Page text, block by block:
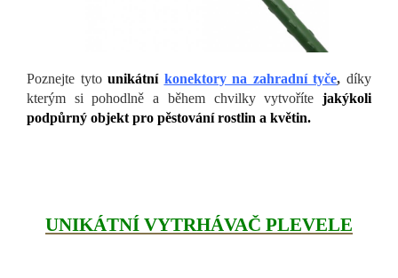
Poznejte tytounikátní konektory na zahradní tyče, díky
kterým si pohodlně a během chvilky vytvoříte jakýkoli
podpůrný objekt pro pěstování rostlin a květin.
UNIKÁTNÍ VYTRHÁVAČ PLEVELE